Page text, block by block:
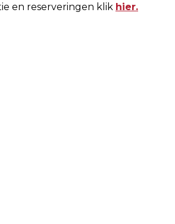
en reserveringen klik hier.